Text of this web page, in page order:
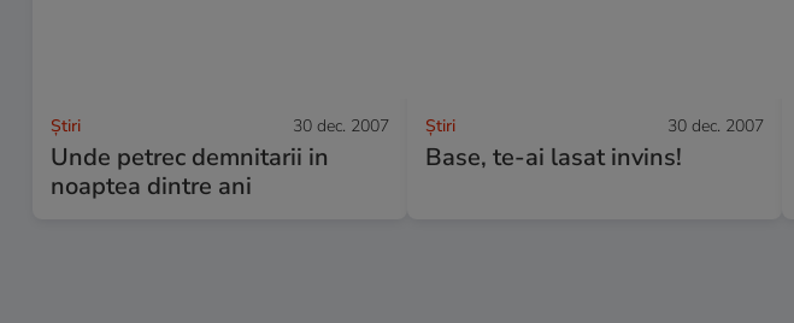
Ştiri 30 dec. 2007
Unde petrec demnitarii in
noaptea dintre ani
Ştiri 30 dec. 2007
Base, te-ai lasat invins!